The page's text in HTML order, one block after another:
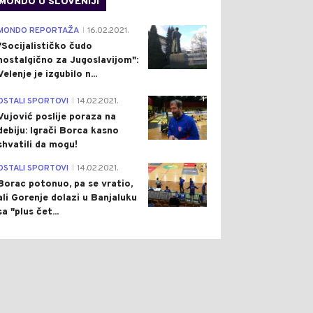
U BEOGRADU:
NEĆE PRIZNATI
KONAČNO DOBRE VIJESTI:
UGAŠENI SVI POŽARI U
TREBINJU, SITUACIJA NA
TERENU STABILNA
4
REPORTAŽA 16.02.2021.
čudo
za Jugoslavijom":
je izgubilo n...
1
SPORTOVI 14.02.2021.
poslije poraza na
Igrači Borca kasno
da mogu!
3
SPORTOVI 14.02.2021.
potonuo, pa se vratio,
Gorenje dolazi u Banjaluku
"plus čet...